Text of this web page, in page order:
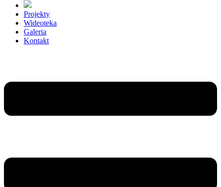
Projekty
Wideoteka
Galeria
Kontakt